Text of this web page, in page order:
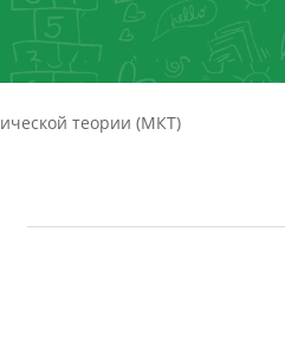
теории (МКТ)